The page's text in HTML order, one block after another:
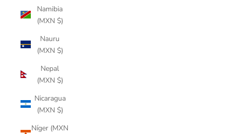
Namibia
(MXN $)
Nauru
(MXN $)
Nepal
(MXN $)
Nicaragua
(MXN $)
Níger (MXN